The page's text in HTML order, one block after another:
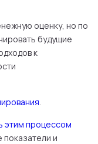
оценку, но по
будущие
к
.
этим процессом
и